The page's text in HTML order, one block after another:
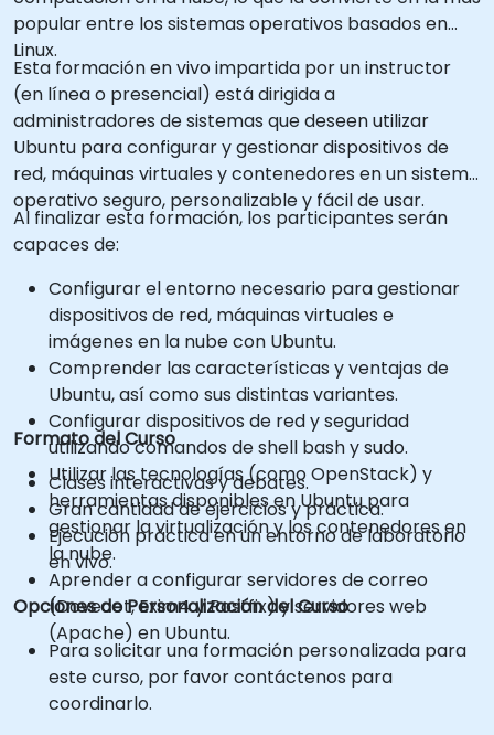
popular entre los sistemas operativos basados en
Linux.
Esta formación en vivo impartida por un instructor
(en línea o presencial) está dirigida a
administradores de sistemas que deseen utilizar
Ubuntu para configurar y gestionar dispositivos de
red, máquinas virtuales y contenedores en un sistema
operativo seguro, personalizable y fácil de usar.
Al finalizar esta formación, los participantes serán
capaces de:
Configurar el entorno necesario para gestionar
dispositivos de red, máquinas virtuales e
imágenes en la nube con Ubuntu.
Comprender las características y ventajas de
Ubuntu, así como sus distintas variantes.
Configurar dispositivos de red y seguridad
utilizando comandos de shell bash y sudo.
Utilizar las tecnologías (como OpenStack) y
herramientas disponibles en Ubuntu para
gestionar la virtualización y los contenedores en
la nube.
Aprender a configurar servidores de correo
(Dovecot, Exim4 y Postfix) y servidores web
(Apache) en Ubuntu.
Formato del Curso
Clases interactivas y debates.
Gran cantidad de ejercicios y práctica.
Ejecución práctica en un entorno de laboratorio
en vivo.
Opciones de Personalización del Curso
Para solicitar una formación personalizada para
este curso, por favor contáctenos para
coordinarlo.